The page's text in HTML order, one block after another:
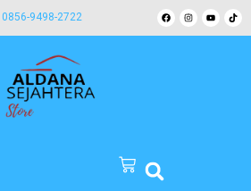
9498-2722